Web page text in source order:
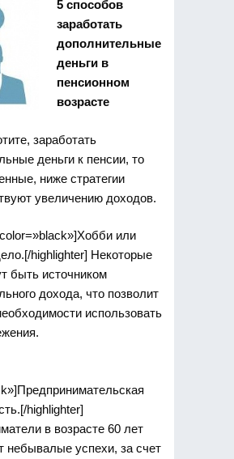
5 способов
заработать
дополнительные
деньги в
пенсионном
возрасте
заработать
деньги к пенсии, то
ниже стратегии
увеличению доходов.
или
highlighter] Некоторые
быть источником
дохода, что позволит
использовать
highlighter]
в возрасте 60 лет
небывалые успехи, за счет